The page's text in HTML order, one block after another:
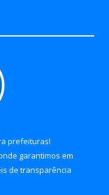
prefeituras!
garantimos em
de transparência